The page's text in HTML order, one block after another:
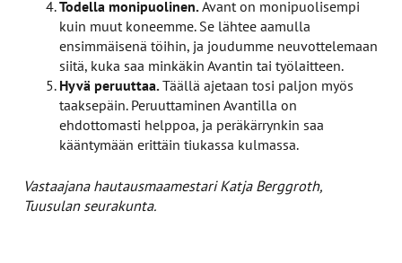
Todella monipuolinen.Avant on monipuolisempi
kuin muut koneemme. Se lähtee aamulla
ensimmäisenä töihin, ja joudumme neuvottelemaan
siitä, kuka saa minkäkin Avantin tai työlaitteen.
Hyvä peruuttaa.Täällä ajetaan tosi paljon myös
taaksepäin. Peruuttaminen Avantilla on
ehdottomasti helppoa, ja peräkärrynkin saa
kääntymään erittäin tiukassa kulmassa.
Vastaajana hautausmaamestari Katja Berggroth,
Tuusulan seurakunta.